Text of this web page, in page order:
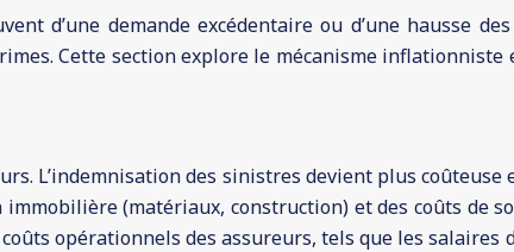
d’une demande excédentaire ou d’une hausse
Cette section explore le mécanisme inflationniste
L’indemnisation des sinistres devient plus coûteuse
(matériaux, construction) et des coûts de
opérationnels des assureurs, tels que les salaires